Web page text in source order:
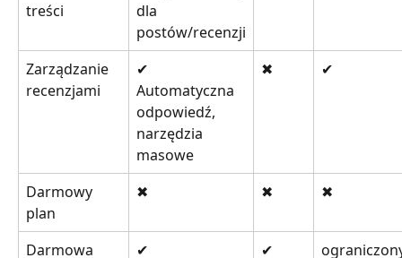
treści
dla
postów/recenzji
Zarządzanie
recenzjami
✔
Automatyczna
odpowiedź,
narzędzia
masowe
✖ ✔
Darmowy
plan
✖ ✖ ✖
Darmowa
✔ ✔